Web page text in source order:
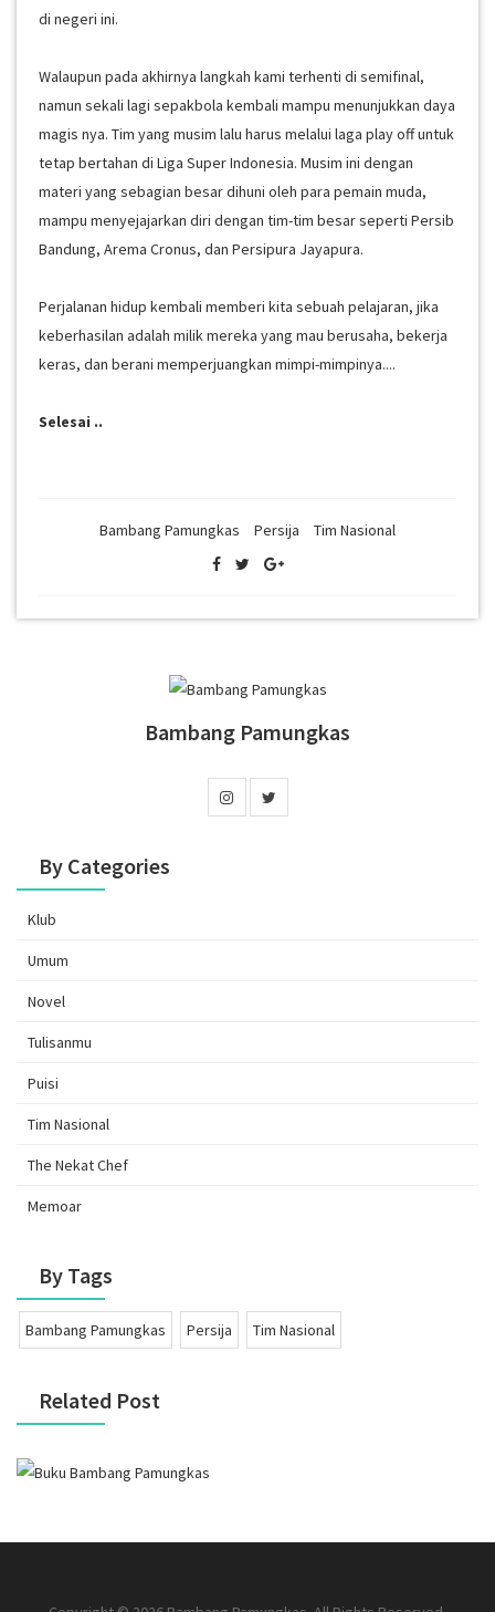
di negeri ini.
Walaupun pada akhirnya langkah kami terhenti di semifinal,
namun sekali lagi sepakbola kembali mampu menunjukkan daya
magis nya. Tim yang musim lalu harus melalui laga play off untuk
tetap bertahan di Liga Super Indonesia. Musim ini dengan
materi yang sebagian besar dihuni oleh para pemain muda,
mampu menyejajarkan diri dengan tim-tim besar seperti Persib
Bandung, Arema Cronus, dan Persipura Jayapura.
Perjalanan hidup kembali memberi kita sebuah pelajaran, jika
keberhasilan adalah milik mereka yang mau berusaha, bekerja
keras, dan berani memperjuangkan mimpi-mimpinya....
Selesai ..
Bambang Pamungkas Persija Tim Nasional
Bambang Pamungkas
By Categories
Klub
Umum
Novel
Tulisanmu
Puisi
Tim Nasional
The Nekat Chef
Memoar
By Tags
Bambang Pamungkas Persija Tim Nasional
Related Post